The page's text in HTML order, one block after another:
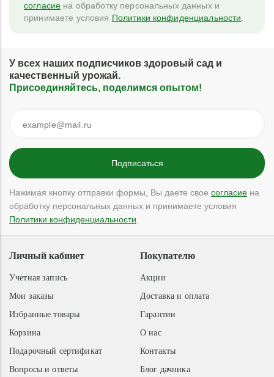
согласие на обработку персональных данных и
принимаете условия Политики конфиденциальности
У всех наших подписчиков здоровый сад и
качественный урожай.
Присоединяйтесь, поделимся опытом!
Нажимая кнопку отправки формы, Вы даете свое согласие на
обработку персональных данных и принимаете условия
Политики конфиденциальности
Покупателю
Акции
Доставка и оплата
Гарантии
О нас
Контакты
Блог дачника
Личный кабинет
Учетная запись
Мои заказы
Избранные товары
Корзина
Подарочный сертификат
Вопросы и ответы